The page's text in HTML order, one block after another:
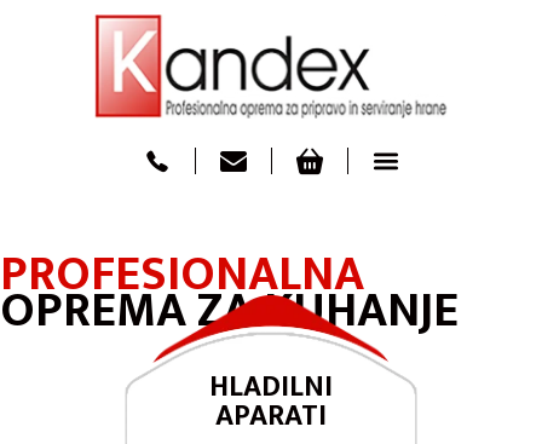
PROFESIONALNA
OPREMA ZA KUHANJE
HLADILNI
APARATI